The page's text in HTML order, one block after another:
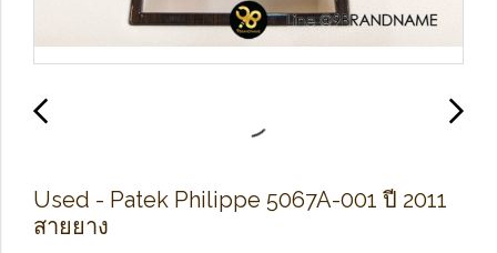
Used -​ Patek Philippe​ 5067A-001 ปี 2011
สายยาง